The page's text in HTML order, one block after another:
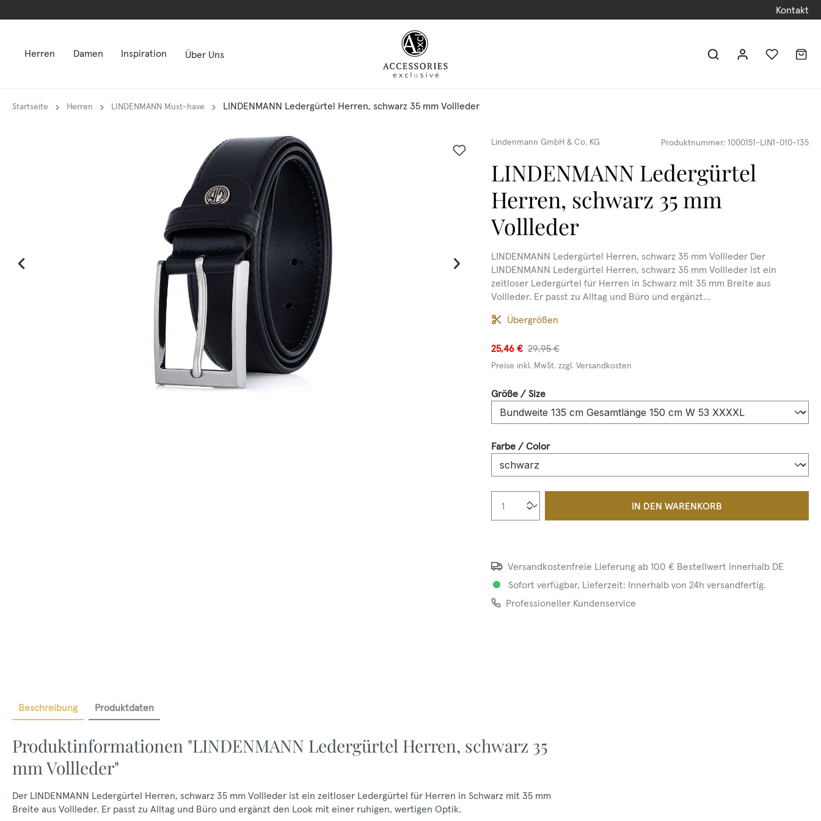
Kontakt
Herren Damen Inspiration Über Uns
Startseite Herren LINDENMANN Must-have LINDENMANN Ledergürtel Herren, schwarz 35 mm Vollleder
Lindenmann GmbH & Co. KG Produktnummer: 1000151-LIN1-010-135
LINDENMANN Ledergürtel
Herren, schwarz 35 mm
Vollleder
LINDENMANN Ledergürtel Herren, schwarz 35 mm Vollleder Der
LINDENMANN Ledergürtel Herren, schwarz 35 mm Vollleder ist ein
zeitloser Ledergürtel für Herren in Schwarz mit 35 mm Breite aus
Vollleder. Er passt zu Alltag und Büro und ergänzt...
Übergrößen
25,46 € 29,95 €
Preise inkl. MwSt. zzgl. Versandkosten
Größe / Sizeauswählen
Farbe / Colorauswählen
Produkt Anzahl: Gib den gewünschten Wert
IN DEN WARENKORB
Versandkostenfreie Lieferung ab 100 € Bestellwert innerhalb DE
Sofort verfügbar, Lieferzeit: Innerhalb von 24h versandfertig.
Professioneller Kundenservice
Beschreibung Produktdaten
Produktinformationen "LINDENMANN Ledergürtel Herren, schwarz 35
mm Vollleder"
Der LINDENMANN Ledergürtel Herren, schwarz 35 mm Vollleder ist ein zeitloser Ledergürtel für Herren in Schwarz mit 35 mm
Breite aus Vollleder. Er passt zu Alltag und Büro und ergänzt den Look mit einer ruhigen, wertigen Optik.